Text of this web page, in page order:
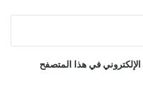
في هذا المتصفح